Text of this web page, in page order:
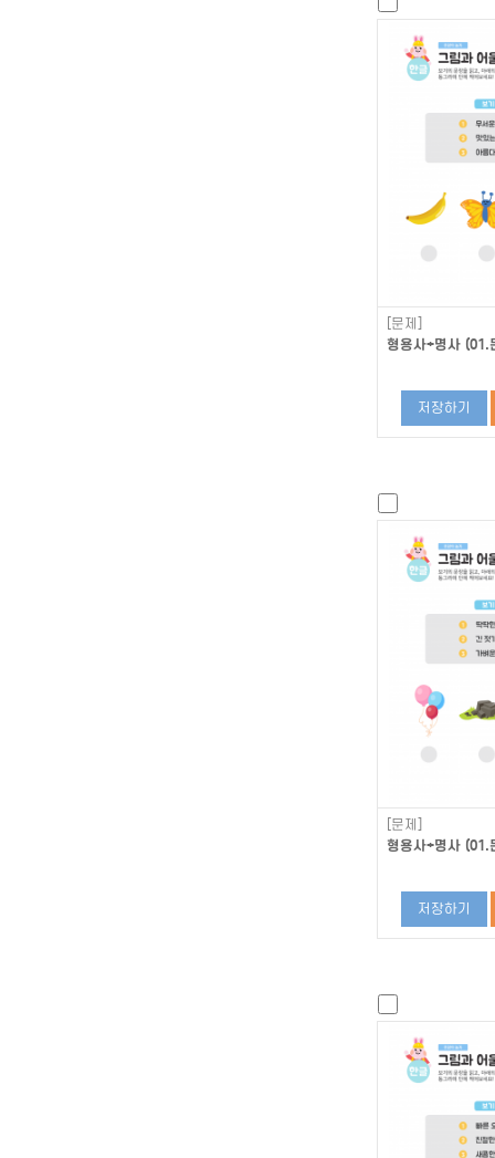
[문제]
형용사+명사 (01.
저장하기
[문제]
형용사+명사 (01.
저장하기